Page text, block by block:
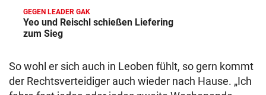
GEGEN LEADER GAK
Yeo und Reischl schießen Liefering
zum Sieg
So wohl er sich auch in Leoben fühlt, so gern kommt
der Rechtsverteidiger auch wieder nach Hause. „Ich